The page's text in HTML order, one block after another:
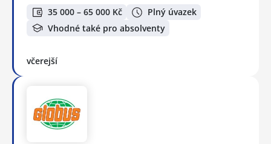
35 000 – 65 000 Kč
Plný úvazek
Vhodné také pro absolventy
včerejší